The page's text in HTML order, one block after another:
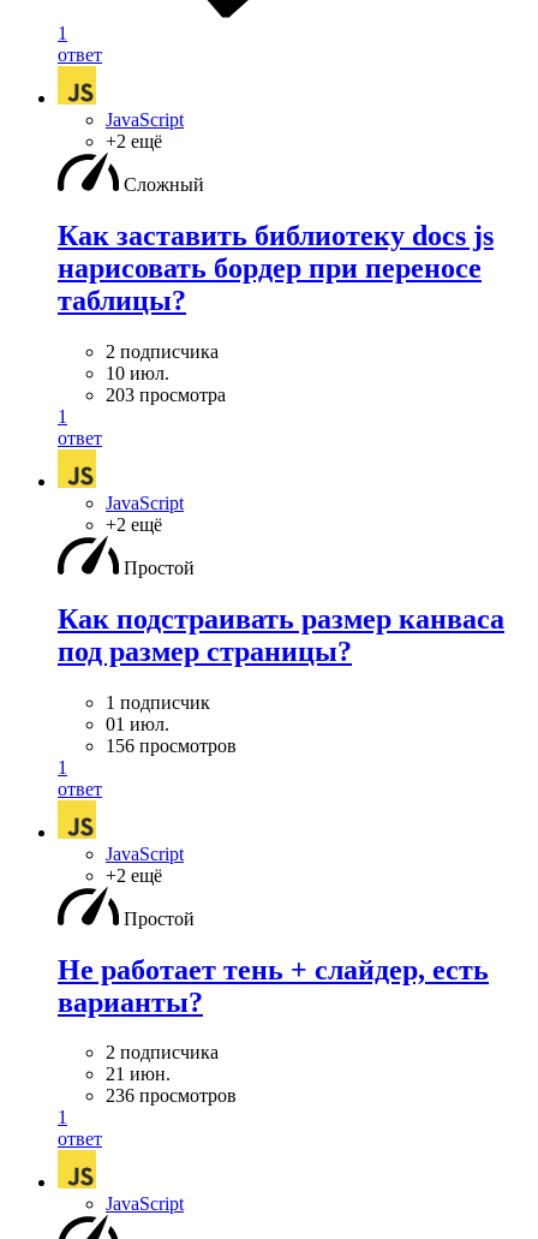
1
ответ
JavaScript
+2 ещё
Сложный
Как заставить библиотеку docs js
нарисовать бордер при переносе
таблицы?
2 подписчика
10 июл.
203 просмотра
1
ответ
JavaScript
+2 ещё
Простой
Как подстраивать размер канваса
под размер страницы?
1 подписчик
01 июл.
156 просмотров
1
ответ
JavaScript
+2 ещё
Простой
Не работает тень + слайдер, есть
варианты?
2 подписчика
21 июн.
236 просмотров
1
ответ
JavaScript